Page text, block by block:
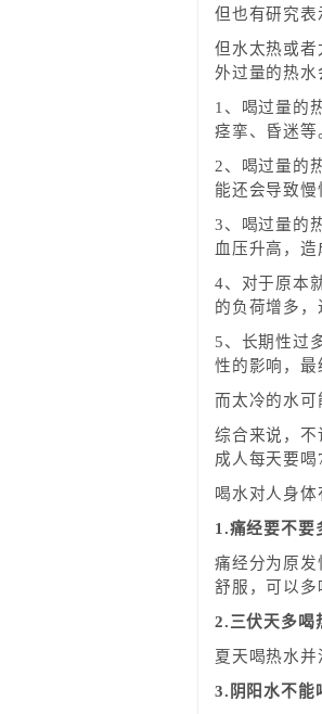
但也有研究
但水太热或
外过量的热水
1、喝过量的
痉挛、昏迷等
2、喝过量的
能还会导致慢
3、喝过量的
血压升高，造
4、对于原本
的负荷增多，
5、长期性过
性的影响，最
而太冷的水可
综合来说，不
成人每天要喝
喝水对人身
1.痛经要不要
痛经分为原
舒服，可以多
2.三伏天多喝
夏天喝热水并
3.阴阳水不能